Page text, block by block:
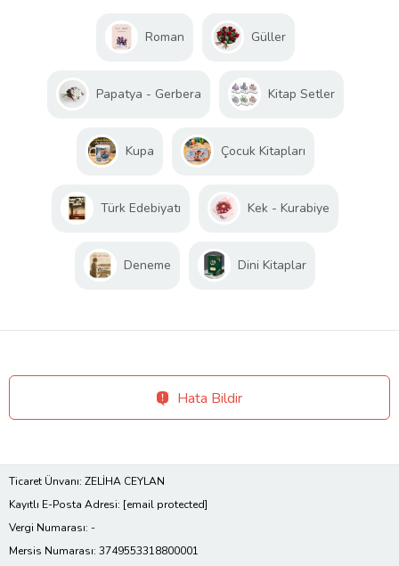
Roman Güller
Papatya - Gerbera Kitap Setler
Kupa Çocuk Kitapları
Türk Edebiyatı Kek - Kurabiye
Deneme Dini Kitaplar
Hata Bildir
Ticaret Ünvanı: ZELİHA CEYLAN
Kayıtlı E-Posta Adresi: [email protected]
Vergi Numarası: -
Mersis Numarası: 3749553318800001